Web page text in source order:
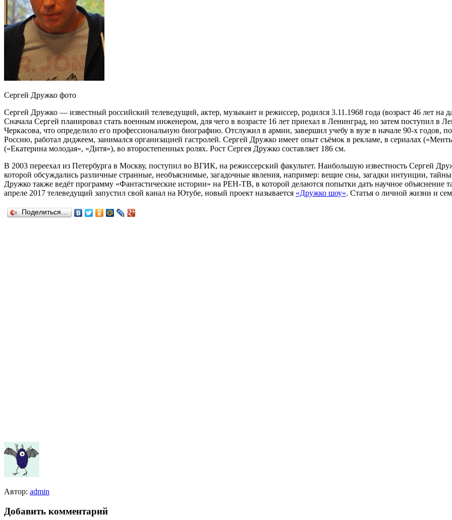
Сергей Дружко фото
Сергей Дружко — известный российский телеведущий, актер, музыкант и режиссер, родился 3.11.1968 года (возраст 46 лет
Сначала Сергей планировал стать военным инженером, для чего в возрасте 16 лет приехал в Ленинград, но затем поступил в
Черкасова, что определило его профессиональную биографию. Отслужил в армии, завершил учебу в вузе в начале 90-х годов,
Россию, работал диджеем, занимался организацией гастролей. Сергей Дружко имеет опыт съёмок в рекламе, в сериалах
(«Екатерина молодая», «Дитя»), во второстепенных ролях. Рост Сергея Дружко составляет 186 см.
В 2003 переехал из Петербурга в Москву, поступил во ВГИК, на режиссерский факультет. Наибольшую известность Сергей
которой обсуждались различные странные, необъяснимые, загадочные явления, например: вещие сны, загадки интуиции,
Дружко также ведёт программу «Фантастические истории» на РЕН-ТВ, в которой делаются попытки дать научное
апреле 2017 телеведущий запустил свой канал на Ютубе, новый проект называется «Дружко шоу». Статья о личной жизни и
Поделиться…
Автор: admin
Добавить комментарий